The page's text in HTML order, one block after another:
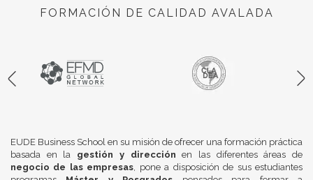
FORMACIÓN DE CALIDAD AVALADA
EUDE Business School en su misión de ofrecer una formación práctica
basada en la gestión y dirección en las diferentes áreas de
negocio de las empresas , pone a disposición de sus estudiantes